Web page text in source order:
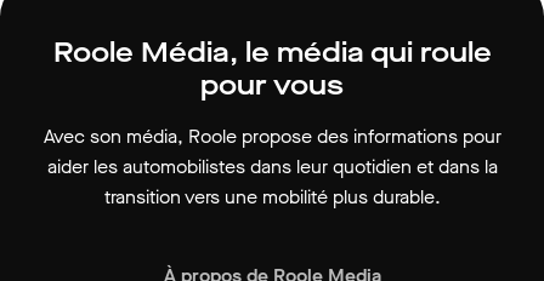
Roole Média, le média qui roule
pour vous
Avec son média, Roole propose des informations pour
aider les automobilistes dans leur quotidien et dans la
transition vers une mobilité plus durable.
À propos de Roole Media